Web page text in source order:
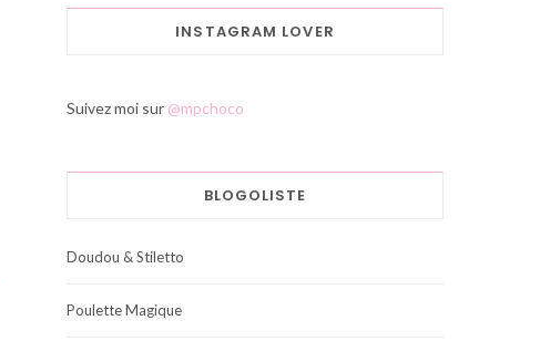
INSTAGRAM LOVER
Suivez moi sur @mpchoco
BLOGOLISTE
Doudou & Stiletto
Poulette Magique